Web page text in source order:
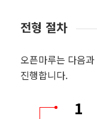
전형 절차
오픈마루는 다음
진행합니다.
1